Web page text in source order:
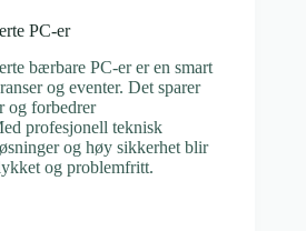
PC-er
bærbare PC-er er en smart
og eventer. Det sparer
og forbedrer
profesjonell teknisk
og høy sikkerhet blir
og problemfritt.